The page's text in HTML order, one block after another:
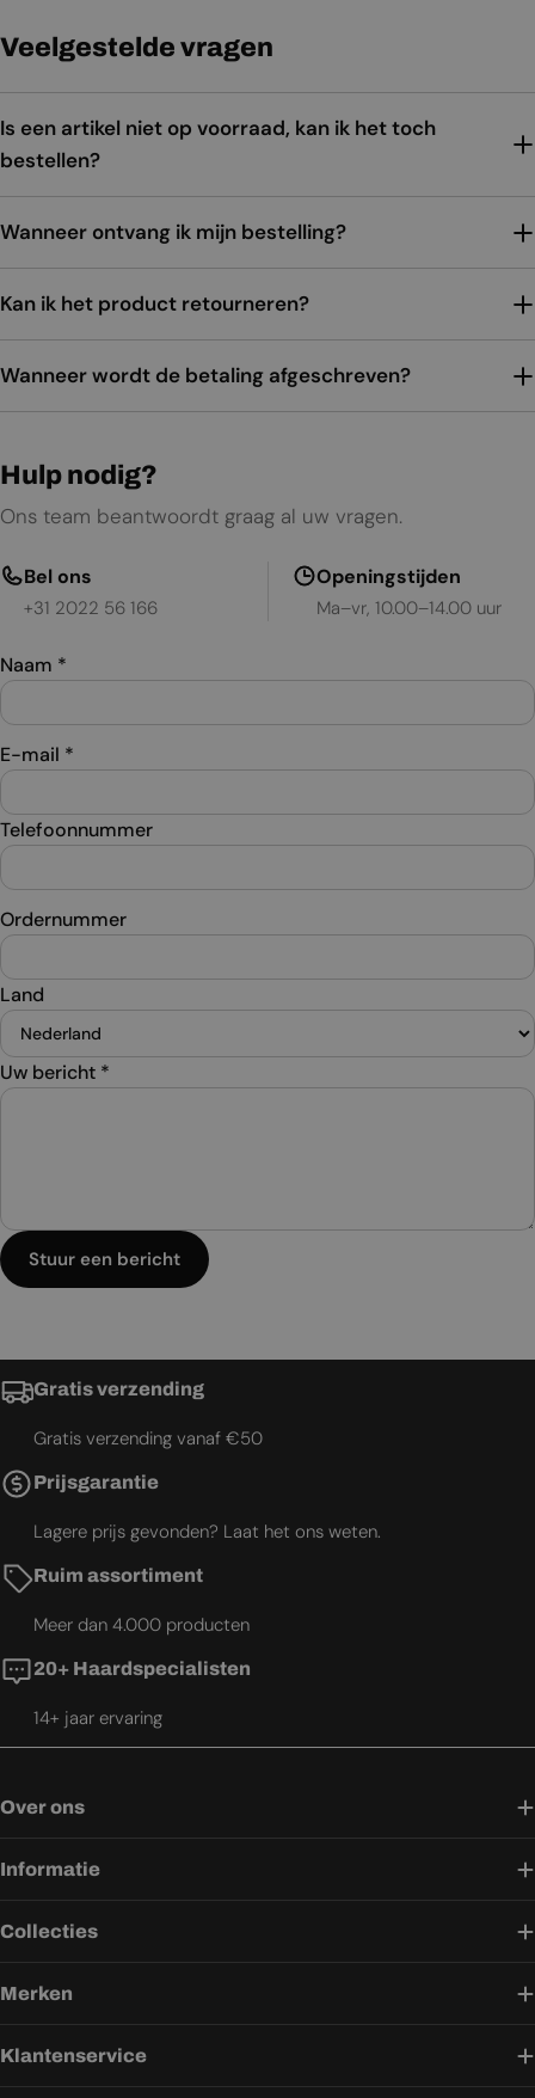
Veelgestelde vragen
Is een artikel niet op voorraad, kan ik het toch
bestellen?
Wanneer ontvang ik mijn bestelling?
Kan ik het product retourneren?
Wanneer wordt de betaling afgeschreven?
Hulp nodig?
Ons team beantwoordt graag al uw vragen.
Bel ons
+31 2022 56 166
Openingstijden
Ma–vr, 10.00–14.00 uur
Naam *
E-mail *
Telefoonnummer
Ordernummer
Land
Uw bericht *
Stuur een bericht
Gratis verzending
Gratis verzending vanaf €50
Prijsgarantie
Lagere prijs gevonden? Laat het ons weten.
Ruim assortiment
Meer dan 4.000 producten
20+ Haardspecialisten
14+ jaar ervaring
Over ons
Informatie
Collecties
Merken
Klantenservice